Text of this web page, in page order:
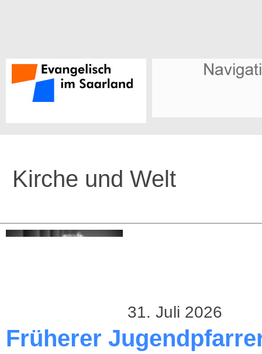
Kirche und Welt
31. Juli 2026
Früherer